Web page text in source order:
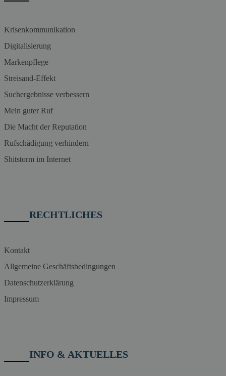
Krisenkommunikation
Digitalisierung
Markenpflege
Streisand-Effekt
Suchergebnisse verbessern
Mein guter Ruf
Die Macht der Reputation
Rufschädigung verhindern
Shitstorm im Internet
RECHTLICHES
Kontakt
Allgemeine Geschäftsbedingungen
Datenschutzerklärung
Impressum
INFO & AKTUELLES